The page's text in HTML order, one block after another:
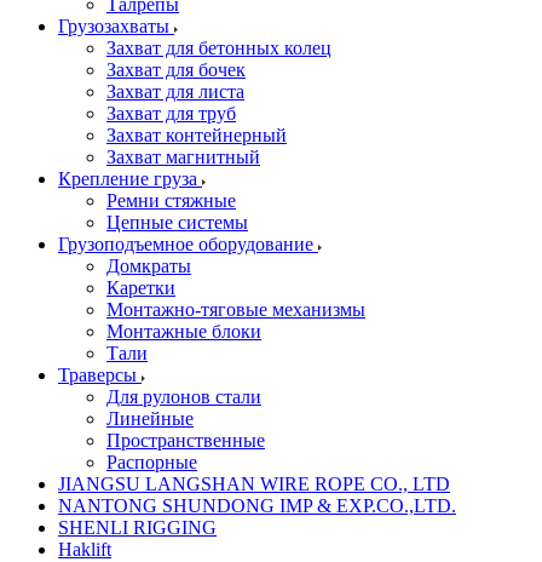
Талрепы
Грузозахваты
Захват для бетонных колец
Захват для бочек
Захват для листа
Захват для труб
Захват контейнерный
Захват магнитный
Крепление груза
Ремни стяжные
Цепные системы
Грузоподъемное оборудование
Домкраты
Каретки
Монтажно-тяговые механизмы
Монтажные блоки
Тали
Траверсы
Для рулонов стали
Линейные
Пространственные
Распорные
JIANGSU LANGSHAN WIRE ROPE CO., LTD
NANTONG SHUNDONG IMP & EXP.CO.,LTD.
SHENLI RIGGING
Haklift